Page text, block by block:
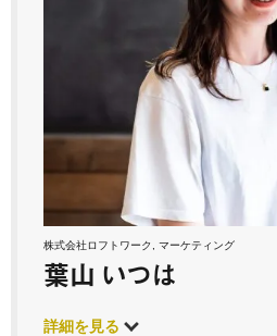
株式会社ロフトワーク, マーケティング
葉山 いつは
詳細を見る